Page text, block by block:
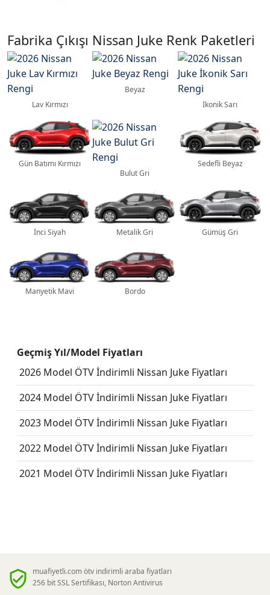
Fabrika Çıkışı Nissan Juke Renk Paketleri
Lav Kırmızı
Beyaz
İkonik Sarı
Gün Batımı Kırmızı
Bulut Gri
Sedefli Beyaz
İnci Siyah Metalik Gri Gümüş Gri
Manyetik Mavi Bordo
Geçmiş Yıl/Model Fiyatları
2026 Model ÖTV İndirimli Nissan Juke Fiyatları
2024 Model ÖTV İndirimli Nissan Juke Fiyatları
2023 Model ÖTV İndirimli Nissan Juke Fiyatları
2022 Model ÖTV İndirimli Nissan Juke Fiyatları
2021 Model ÖTV İndirimli Nissan Juke Fiyatları
muafiyetli.com ötv indirimli araba fiyatları
256 bit SSL Sertifikası, Norton Antivirus